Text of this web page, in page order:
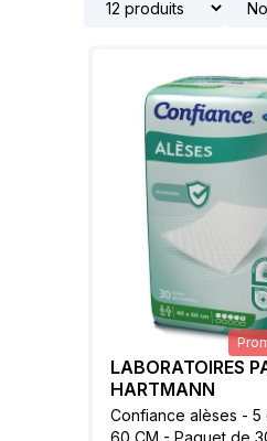
LABORATOIRES
HARTMANN
Confiance alèses -
60 CM - Paquet de